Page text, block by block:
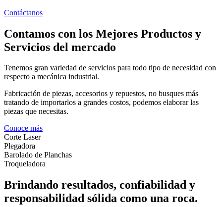
Contáctanos
Contamos con los Mejores Productos y
Servicios del mercado
Tenemos gran variedad de servicios para todo tipo de necesidad con
respecto a mecánica industrial.
Fabricación de piezas, accesorios y repuestos, no busques más
tratando de importarlos a grandes costos, podemos elaborar las
piezas que necesitas.
Conoce más
Corte Laser
Plegadora
Barolado de Planchas
Troqueladora
Brindando resultados, confiabilidad y
responsabilidad sólida como una roca.